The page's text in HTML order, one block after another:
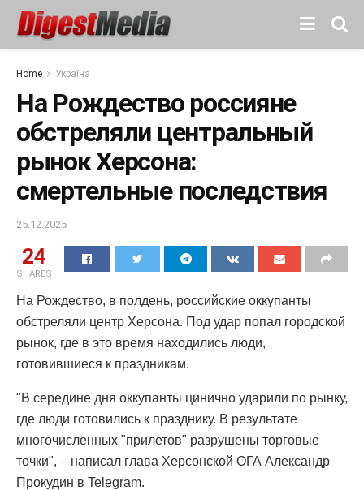
Home Україна
На Рождество россияне
обстреляли центральный
рынок Херсона:
смертельные последствия
25.12.2025
24
SHARES
На Рождество, в полдень, российские оккупанты
обстреляли центр Херсона. Под удар попал городской
рынок, где в это время находились люди,
готовившиеся к праздникам.
"В середине дня оккупанты цинично ударили по рынку,
где люди готовились к празднику. В результате
многочисленных "прилетов" разрушены торговые
точки", – написал глава Херсонской ОГА Александр
Прокудин в Telegram.